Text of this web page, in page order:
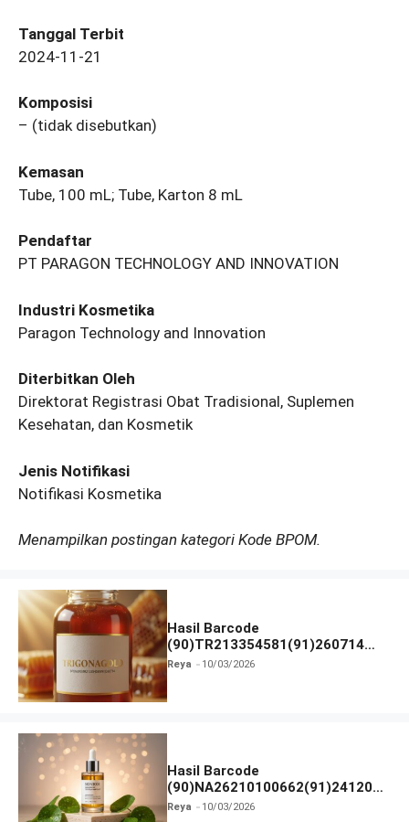
Tanggal Terbit
2024-11-21
Komposisi
– (tidak disebutkan)
Kemasan
Tube, 100 mL; Tube, Karton 8 mL
Pendaftar
PT PARAGON TECHNOLOGY AND INNOVATION
Industri Kosmetika
Paragon Technology and Innovation
Diterbitkan Oleh
Direktorat Registrasi Obat Tradisional, Suplemen
Kesehatan, dan Kosmetik
Jenis Notifikasi
Notifikasi Kosmetika
Menampilkan postingan kategori Kode BPOM.
Hasil Barcode
(90)TR213354581(91)260714
dan Izin BPOM
Reya 10/03/2026
Hasil Barcode
(90)NA26210100662(91)241203
dan Izin BPOM
Reya 10/03/2026